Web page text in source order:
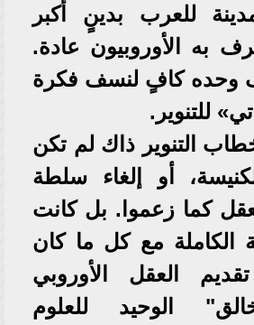
للعرب بدينٍ أكبر
به الأوروبيون عادة.
وحده كافٍ لنسف فكرة
للتنوير.
التنوير ذاك لم تكن
أو إلغاء سلطة
كما زعموا. بل كانت
الكاملة مع كل ما كان
العقل الأوروبي
الوحيد للعلوم